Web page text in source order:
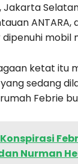
Jakarta
mobil
ketat itu
sedang
Febrie
Konspirasi
Nurman